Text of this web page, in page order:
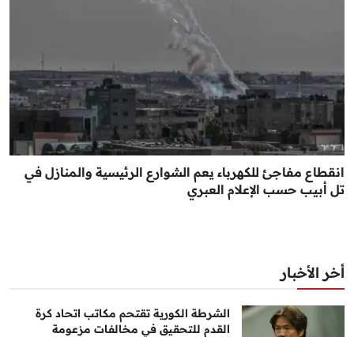
انقطاع مفاجئ للكهرباء يعم الشوارع الرئيسية والمنازل في
تل أبيب حسب الإعلام العبري
أخر الأخبار
الشرطة الكورية تقتحم مكاتب اتحاد كرة
القدم للتحقيق في مخالفات مزعومة